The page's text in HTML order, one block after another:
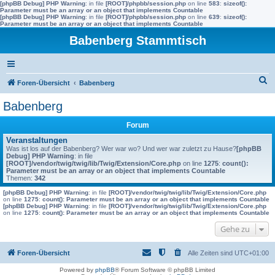
[phpBB Debug] PHP Warning: in file [ROOT]/phpbb/session.php on line 583: sizeof():
Parameter must be an array or an object that implements Countable
[phpBB Debug] PHP Warning: in file [ROOT]/phpbb/session.php on line 639: sizeof():
Parameter must be an array or an object that implements Countable
Babenberg Stammtisch
Foren-Übersicht Babenberg
Babenberg
Forum
Veranstaltungen
Was ist los auf der Babenberg? Wer war wo? Und wer war zuletzt zu Hause?[phpBB
Debug] PHP Warning: in file
[ROOT]/vendor/twig/twig/lib/Twig/Extension/Core.php on line 1275: count():
Parameter must be an array or an object that implements Countable
Themen: 342
[phpBB Debug] PHP Warning: in file [ROOT]/vendor/twig/twig/lib/Twig/Extension/Core.php
on line 1275: count(): Parameter must be an array or an object that implements Countable
[phpBB Debug] PHP Warning: in file [ROOT]/vendor/twig/twig/lib/Twig/Extension/Core.php
on line 1275: count(): Parameter must be an array or an object that implements Countable
Gehe zu
Foren-Übersicht Alle Zeiten sind UTC+01:00
Powered by phpBB® Forum Software © phpBB Limited